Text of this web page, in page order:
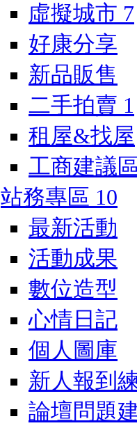
虛擬城市 7
好康分享
新品販售
二手拍賣 1
租屋&找屋
工商建議
站務專區 10
最新活動
活動成果
數位造型
心情日記
個人圖庫
新人報到
論壇問題